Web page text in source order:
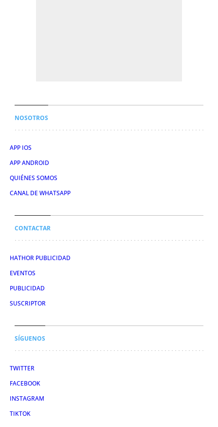
NOSOTROS
APP IOS
APP ANDROID
QUIÉNES SOMOS
CANAL DE WHATSAPP
CONTACTAR
HATHOR PUBLICIDAD
EVENTOS
PUBLICIDAD
SUSCRIPTOR
SÍGUENOS
TWITTER
FACEBOOK
INSTAGRAM
TIKTOK